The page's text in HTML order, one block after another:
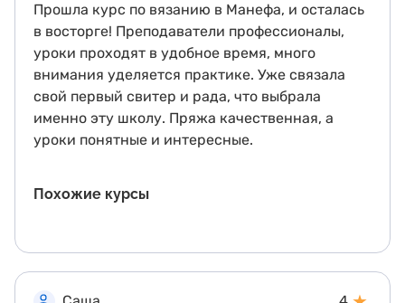
Прошла курс по вязанию в Манефа, и осталась
в восторге! Преподаватели профессионалы,
уроки проходят в удобное время, много
внимания уделяется практике. Уже связала
свой первый свитер и рада, что выбрала
именно эту школу. Пряжа качественная, а
уроки понятные и интересные.
Похожие курсы